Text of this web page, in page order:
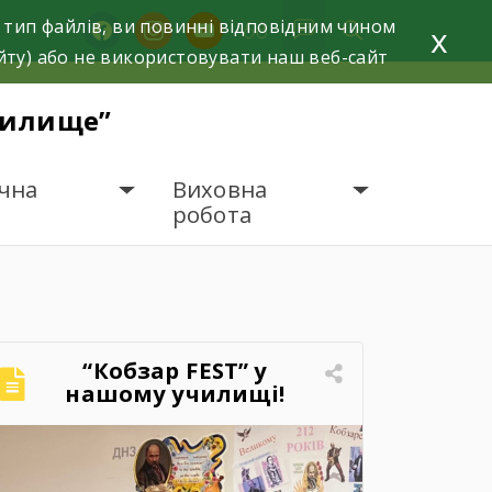
facebookinstagramyoutube
Виховна
робота
“Кобзар FEST” у
нашому училищі!
файлів, ви повинні відповідним чином
або не використовувати наш веб-сайт
x